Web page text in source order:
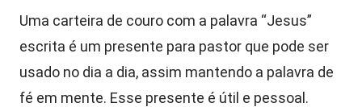
Uma carteira de couro com a palavra “Jesus”
escrita é um presente para pastor que pode ser
usado no dia a dia, assim mantendo a palavra de
fé em mente. Esse presente é útil e pessoal.